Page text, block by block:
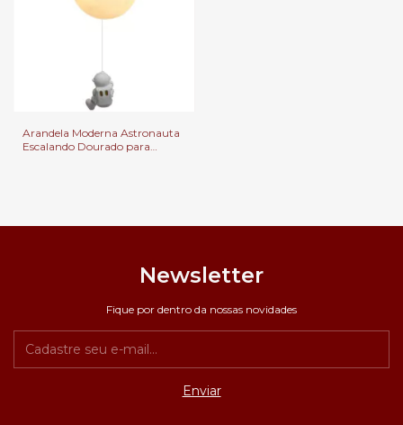
Arandela Moderna Astronauta
Escalando Dourado para
Newsletter
Fique por dentro da nossas novidades